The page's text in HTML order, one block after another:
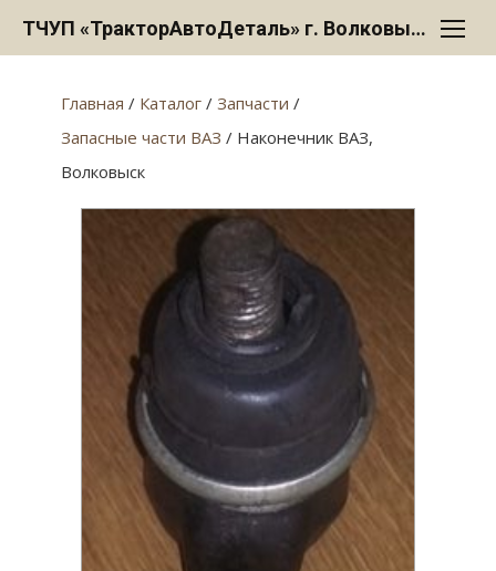
ТЧУП «ТракторАвтоДеталь» г. Волковыск
Главная / Каталог / Запчасти /
Запасные части ВАЗ / Наконечник ВАЗ,
Волковыск